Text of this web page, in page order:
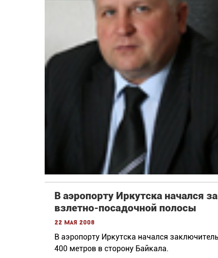
В аэропорту Иркутска начался
взлетно-посадочной полосы
22 мая 2008
В аэропорту Иркутска начался
400 метров в сторону Байкала.